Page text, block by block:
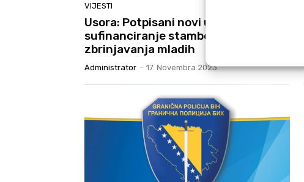
VIJESTI
Usora: Potpisani novi ugovori za
sufinanciranje stambenog
zbrinjavanja mladih
Administrator - 17. Novembra 2023.